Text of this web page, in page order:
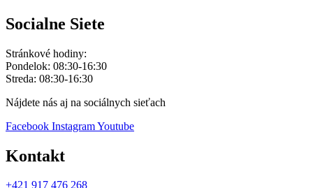
Socialne Siete
Stránkové hodiny:
Pondelok: 08:30-16:30
Streda: 08:30-16:30
Nájdete nás aj na sociálnych sieťach
Facebook InstagramYoutube
Kontakt
+421 917 476 268